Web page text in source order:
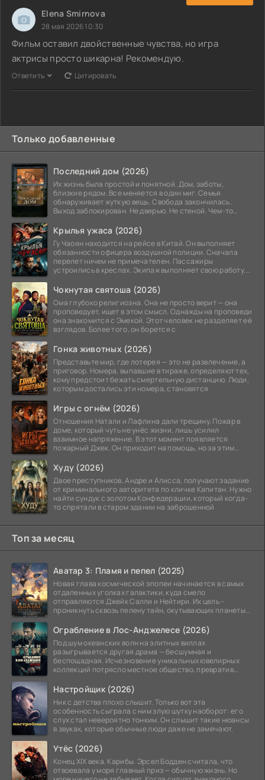
Elena Smirnova
28 мая 2026 10:30
Фильм оставил двойственные чувства, но игра
актрисы просто шикарна! Рекомендую.
Ответить Цитировать
Только добавленные
Последний дом (2026)
Их жизнь была простой и понятной. Дом, заботы,
близкие рядом. Все меняется в один миг. Семья
обнаруживает жуткую вещь. Свобода закончилась.
Выход заблокирован. Не дверью. Не стеной. Чем-то
Крылья ужаса (2026)
Гу Чаоян находится на рейсе в Китай. Он выполняет
обязанности офицера воздушной полиции. Сначала
перелет ничем не примечателен. Пассажиры
устроились в креслах. Экипаж выполняет свою работу.
Чокнутая святоша (2026)
Ома глубоко религиозна. Она не просто верит — она
проповедует, ищет в этом смысл. Однажды на проповеди
она знакомится с Эмекой. Этот человек не разделяет её
взглядов. Более того, он борется с
Гонка животных (2026)
Представьте мир, где лотерея — это не развлечение, а
приговор. Номера, выпавшие в тираже, определяют тех,
кому предстоит бежать смертельную дистанцию. Люди,
которым достались эти номера, становятся
Игры с огнём (2026)
Отношения Натали и Лафлина дали трещину. Пожар в
доме, который чуть не унёс жизни, лишь усилил
взаимное напряжение. В этот момент появляется
пожарный Джек. Он приходит на помощь, но за этим
Худу (2026)
Двое преступников, Андре и Алисса, получают задание
от криминального авторитета по кличке Капитан. Нужно
найти сундук с золотом Конфедерации, который когда-
то спрятали в старом здании на заброшенной
Топ за месяц
Аватар 3: Пламя и пепел (2025)
Новая глава космической эпопеи начинается в самых
отдаленных уголках галактики, куда смело
отправляются Джейк Салли и Нейтири. Их цель –
проникнуть сквозь пелену тайн, окутывающих планеты
Ограбление в Лос-Анджелесе (2026)
Под шум океанских волн на элитных виллах
разыгрывается другая драма — бесшумная и
беспощадная. Исчезновение уникальных ювелирных
коллекций потрясло местное общество, превратив
Настройщик (2026)
Ник с детства плохо слышит. Только вот эта
особенность сыграла с ним злую шутку наоборот: его
слух стал невероятно тонким. Он слышит такие нюансы
в звуках, которые обычные люди даже не замечают.
Утёс (2026)
Конец XIX века. Карибы. Эрсел Бодден считала, что
отвоевала у моря главный приз — обычную жизнь. Но